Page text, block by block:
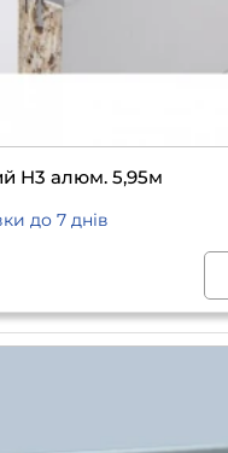
H3 алюм. 5,95м
до 7 днів